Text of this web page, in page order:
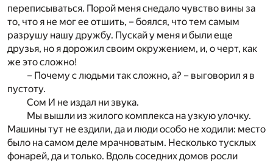
переписываться. Порой меня снедало чувство вины за
то, что я не мог ее отшить, – боялся, что тем самым
разрушу нашу дружбу. Пускай у меня и были еще
друзья, но я дорожил своим окружением, и, о черт, как
же это сложно!
– Почему с людьми так сложно, а? – выговорил я в
пустоту.
Сом И не издал ни звука.
Мы вышли из жилого комплекса на узкую улочку.
Машины тут не ездили, да и люди особо не ходили: место
было на самом деле мрачноватым. Несколько тусклых
фонарей, да и только. Вдоль соседних домов росли